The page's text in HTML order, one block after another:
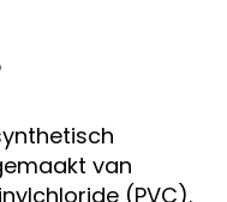
van
(PVC).